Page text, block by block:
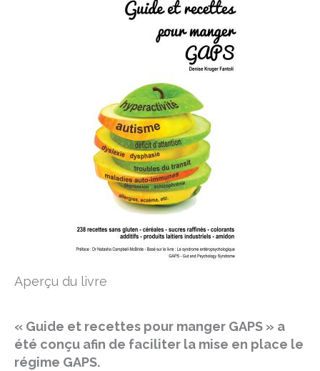
Aperçu du livre
« Guide et recettes pour manger GAPS » a
été conçu afin de faciliter la mise en place le
régime GAPS.